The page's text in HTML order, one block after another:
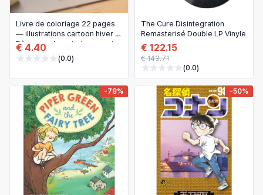
Livre de coloriage 22 pages
— illustrations cartoon hiver et
Pâques, relaxant et amusant,
activité éducative parent-
enfant
€ 4.40
(0.0)
The Cure Disintegration
Remasterisé Double LP Vinyle
€ 122.15
€ 143.71
(0.0)
-78% -50%